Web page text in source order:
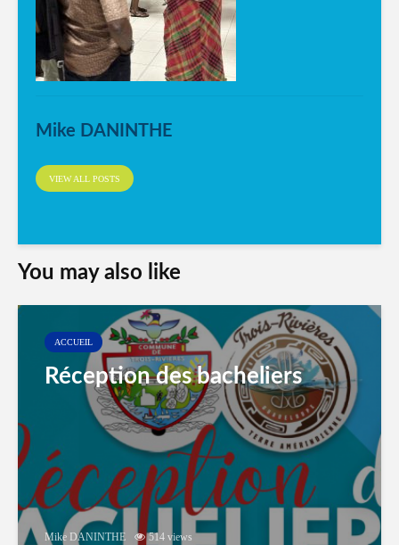
Mike DANINTHE
VIEW ALL POSTS
You may also like
ACCUEIL
Réception des bacheliers
Mike DANINTHE 514 views